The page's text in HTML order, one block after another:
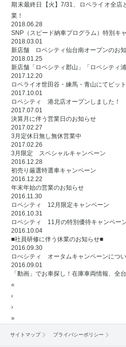
期末最終日【火】7/31、ロペライオ全店
業！
2018.06.28
SNP（スピード納車プログラム）特別キ
2018.03.01
新店舗 ロペシティ仙台南オープンのお
2018.01.25
新店舗「ロペシティ郡山」「ロペシティ
2017.12.20
ロペライオ世田谷・練馬・青山にてビッ
2017.10.01
ロペシティ 港北店オープンしました！
2017.07.01
決算月に伴う営業日のお知らせ
2017.02.27
3月定休日無し無休営業中
2017.02.26
3月限定 スペシャルキャンペーン
2016.12.28
初売り厳選特選車キャンペーン
2016.12.22
年末年始の営業のお知らせ
2016.11.30
ロペシティ 12月限定キャンペーン
2016.10.31
ロペシティ 11月の特別優待キャンペー
2016.10.04
■社員研修に伴う休業のお知らせ■
2016.09.30
ロぺシティ オータムキャンペーンにつ
2016.09.01
「動画」でお車探し！在庫車両情報、全
«
‹
›
»
サイトマップ プライバシーポリシー